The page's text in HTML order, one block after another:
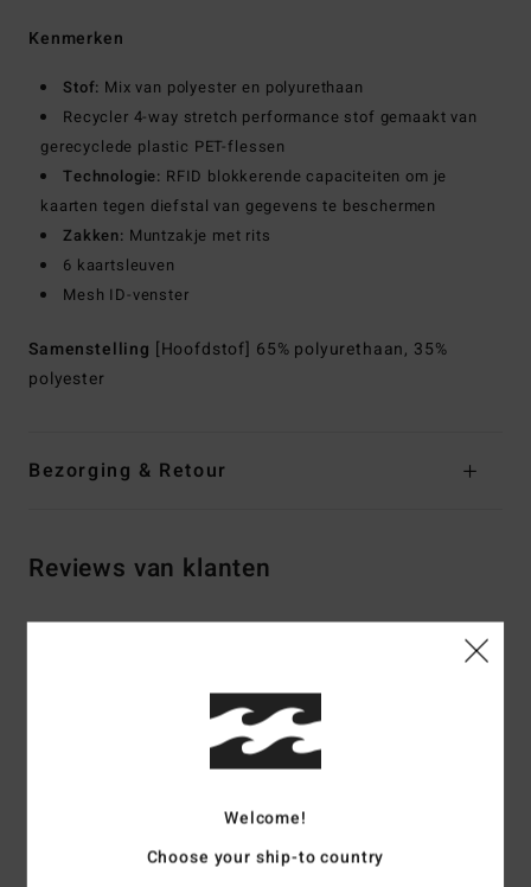
Kenmerken
Stof: Mix van polyester en polyurethaan
Recycler 4-way stretch performance stof gemaakt van
gerecyclede plastic PET-flessen
Technologie: RFID blokkerende capaciteiten om je
kaarten tegen diefstal van gegevens te beschermen
Zakken: Muntzakje met rits
6 kaartsleuven
Mesh ID-venster
Samenstelling [Hoofdstof] 65% polyurethaan, 35%
polyester
Bezorging & Retour
Reviews van klanten
5.0/5
2025
Welcome!
Choose your ship-to country